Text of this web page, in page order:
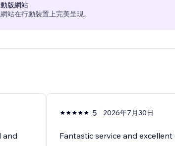
版網站
站在行動裝置上完美呈現。
and
5 2026年7月30日
Fantastic service and